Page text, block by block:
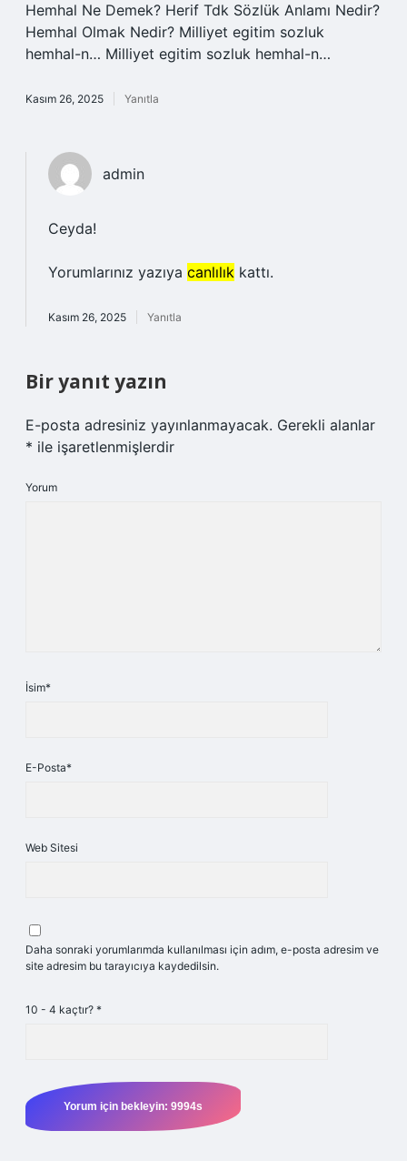
Hemhal Ne Demek? Herif Tdk Sözlük Anlamı Nedir?
Hemhal Olmak Nedir? Milliyet egitim sozluk
hemhal-n… Milliyet egitim sozluk hemhal-n…
Kasım 26, 2025 Yanıtla
admin
Ceyda!
Yorumlarınız yazıya canlılık kattı.
Kasım 26, 2025 Yanıtla
Bir yanıt yazın
E-posta adresiniz yayınlanmayacak. Gerekli alanlar
* ile işaretlenmişlerdir
Yorum
İsim*
E-Posta*
Web Sitesi
Daha sonraki yorumlarımda kullanılması için adım, e-posta adresim ve
site adresim bu tarayıcıya kaydedilsin.
10 - 4 kaçtır? *